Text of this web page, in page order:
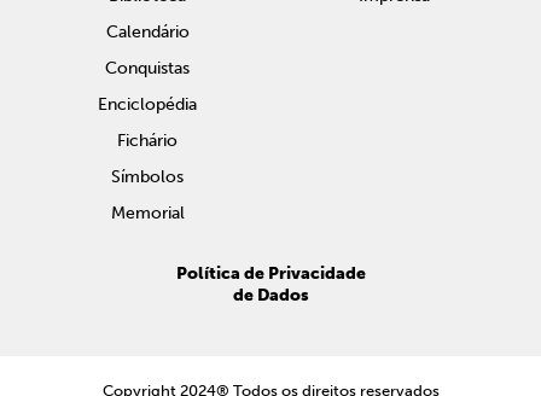
Calendário
Conquistas
Enciclopédia
Fichário
Símbolos
Memorial
Política de Privacidade
de Dados
Copyright 2024® Todos os direitos reservados